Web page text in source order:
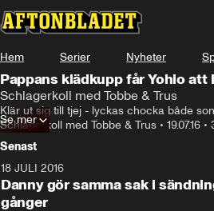
Hem Serier Nyheter
Pappans klädkupp får Yohio att
Schlagerkoll med Tobbe & Trus
Klär ut sig till tjej - lyckas chocka både
Schlagerkoll med Tobbe & Trus • 19.07.16 •
Se mer
Senast
18 JULI 2016
Danny gör samma sak i
gånger